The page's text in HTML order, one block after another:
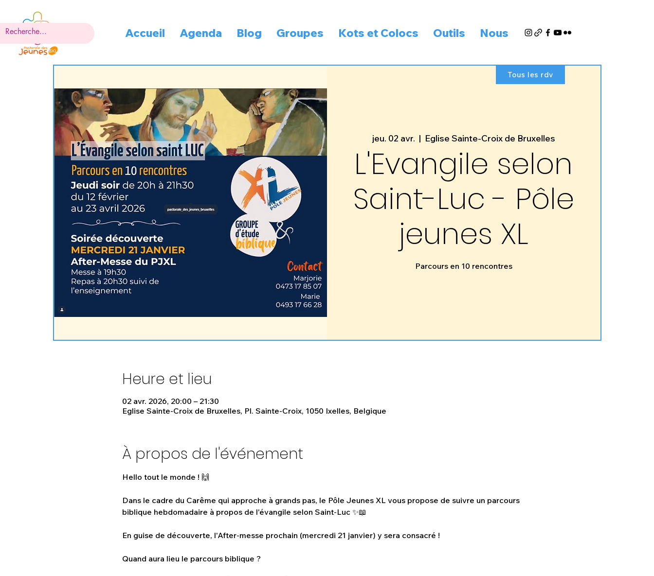
Accueil Agenda Blog Groupes Kots et Colocs Outils Nous
jeu. 02 avr.
  |
Eglise Sainte-Croix de Bruxelles
L'Evangile selon
Saint-Luc - Pôle
jeunes XL
Parcours en 10 rencontres
Heure et lieu
02 avr. 2026, 20:00 – 21:30
Eglise Sainte-Croix de Bruxelles, Pl. Sainte-Croix, 1050 Ixelles, Belgique
À propos de l'événement
Hello tout le monde ! 🙌
Dans le cadre du Carême qui approche à grands pas, le Pôle Jeunes XL vous propose de suivre un parcours
biblique hebdomadaire à propos de l'évangile selon Saint-Luc ✨📖
En guise de découverte, l'After-messe prochain (mercredi 21 janvier) y sera consacré !
Quand aura lieu le parcours biblique ?
Tous les rdv